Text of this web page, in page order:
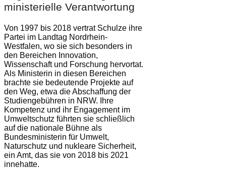
ministerielle Verantwortung
Von 1997 bis 2018 vertrat Schulze ihre
Partei im Landtag Nordrhein-
Westfalen, wo sie sich besonders in
den Bereichen Innovation,
Wissenschaft und Forschung hervortat.
Als Ministerin in diesen Bereichen
brachte sie bedeutende Projekte auf
den Weg, etwa die Abschaffung der
Studiengebühren in NRW. Ihre
Kompetenz und ihr Engagement im
Umweltschutz führten sie schließlich
auf die nationale Bühne als
Bundesministerin für Umwelt,
Naturschutz und nukleare Sicherheit,
ein Amt, das sie von 2018 bis 2021
innehatte.